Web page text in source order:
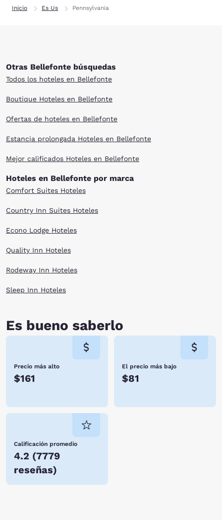
Inicio Es Us Pennsylvania
Otras Bellefonte búsquedas
Todos los hoteles en Bellefonte
Boutique Hoteles en Bellefonte
Ofertas de hoteles en Bellefonte
Estancia prolongada Hoteles en Bellefonte
Mejor calificados Hoteles en Bellefonte
Hoteles en Bellefonte por marca
Comfort Suites Hoteles
Country Inn Suites Hoteles
Econo Lodge Hoteles
Quality Inn Hoteles
Rodeway Inn Hoteles
Sleep Inn Hoteles
Es bueno saberlo
Precio más alto
$161
El precio más bajo
$81
Calificación promedio
4.2 (7779
reseñas)